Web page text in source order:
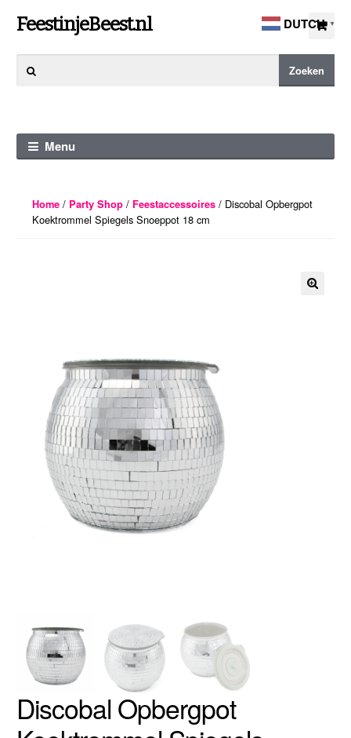
Ga
naar
navigatie
Ga
naar
de
FeestinjeBeest.nl
naar:
Zoeken
Menu
Home/ Party Shop/ Feestaccessoires/ Discobal Opbergpot
Koektrommel Spiegels Snoeppot 18 cm
Discobal Opbergpot
DUTCH ▼